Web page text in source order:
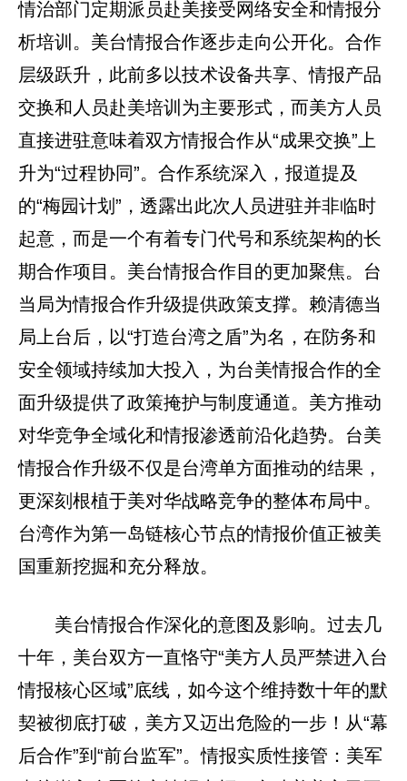
情治部门定期派员赴美接受网络安全和情报分
析培训。美台情报合作逐步走向公开化。合作
层级跃升，此前多以技术设备共享、情报产品
交换和人员赴美培训为主要形式，而美方人员
直接进驻意味着双方情报合作从“成果交换”上
升为“过程协同”。合作系统深入，报道提及
的“梅园计划”，透露出此次人员进驻并非临时
起意，而是一个有着专门代号和系统架构的长
期合作项目。美台情报合作目的更加聚焦。台
当局为情报合作升级提供政策支撑。赖清德当
局上台后，以“打造台湾之盾”为名，在防务和
安全领域持续加大投入，为台美情报合作的全
面升级提供了政策掩护与制度通道。美方推动
对华竞争全域化和情报渗透前沿化趋势。台美
情报合作升级不仅是台湾单方面推动的结果，
更深刻根植于美对华战略竞争的整体布局中。
台湾作为第一岛链核心节点的情报价值正被美
国重新挖掘和充分释放。
美台情报合作深化的意图及影响。过去几
十年，美台双方一直恪守“美方人员严禁进入台
情报核心区域”底线，如今这个维持数十年的默
契被彻底打破，美方又迈出危险的一步！从“幕
后合作”到“前台监军”。情报实质性接管：美军